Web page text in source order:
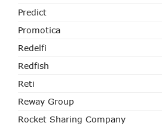
Predict
Promotica
Redelfi
Redfish
Reti
Reway Group
Rocket Sharing Company